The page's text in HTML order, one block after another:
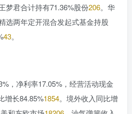
梦君合计持有71.36%股份206。华
选两年定开混合发起式基金持股
43。
，净利率17.05%，经营活动现金
增长84.85%1854。境外收入同比增